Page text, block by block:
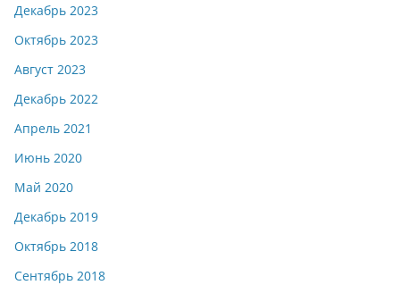
Декабрь 2023
Октябрь 2023
Август 2023
Декабрь 2022
Апрель 2021
Июнь 2020
Май 2020
Декабрь 2019
Октябрь 2018
Сентябрь 2018